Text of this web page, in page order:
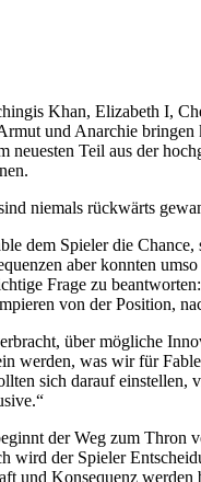
Khan, Elizabeth I,
und Anarchie
neuesten Teil aus der
niemals rückwärts
dem Spieler die
aber konnten
Frage zu
von der Position,
über mögliche
werden, was wir für
sich darauf
der Weg zum Thron
wird der Spieler
und Konsequenz